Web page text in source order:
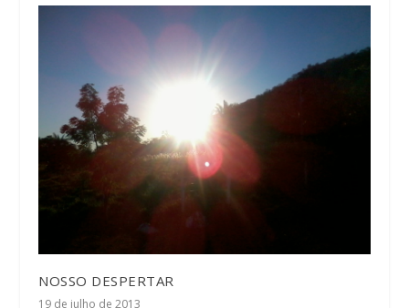
NOSSO DESPERTAR
19 de julho de 2013